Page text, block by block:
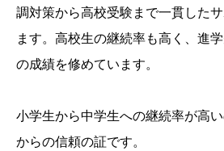
調対策から高校受験まで一貫した
ます。高校生の継続率も高く、進
の成績を修めています。
小学生から中学生への継続率が高
からの信頼の証です。